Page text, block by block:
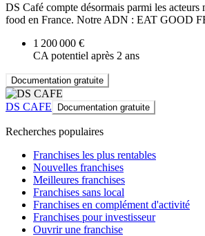
DS Café compte désormais parmi les acteurs
food en France. Notre ADN : EAT GOOD
1 200 000 €
CA potentiel après 2 ans
Documentation gratuite
DS CAFE Documentation gratuite
Recherches populaires
Franchises les plus rentables
Nouvelles franchises
Meilleures franchises
Franchises sans local
Franchises en complément d'activité
Franchises pour investisseur
Ouvrir une franchise